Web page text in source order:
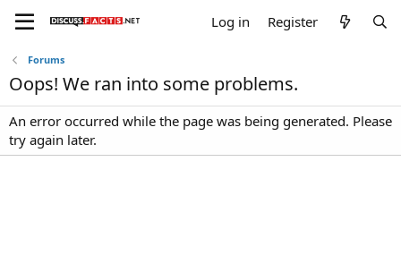
Log in Register
Forums
Oops! We ran into some problems.
An error occurred while the page was being generated. Please
try again later.